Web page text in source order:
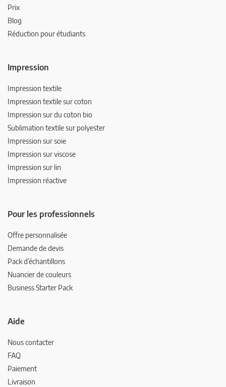
Prix
Blog
Réduction pour étudiants
Impression
Impression textile
Impression textile sur coton
Impression sur du coton bio
Sublimation textile sur polyester
Impression sur soie
Impression sur viscose
Impression sur lin
Impression réactive
Pour les professionnels
Offre personnalisée
Demande de devis
Pack d’échantillons
Nuancier de couleurs
Business Starter Pack
Aide
Nous contacter
FAQ
Paiement
Livraison